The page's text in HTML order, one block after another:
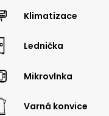
Klimatizace
Lednička
Mikrovlnka
Varná konvice